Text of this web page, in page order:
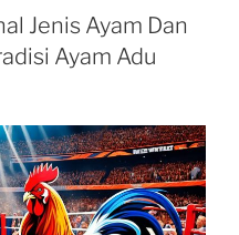
Jenis Ayam Dan
Ayam Adu